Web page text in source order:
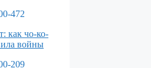
как чо-ко-
войны